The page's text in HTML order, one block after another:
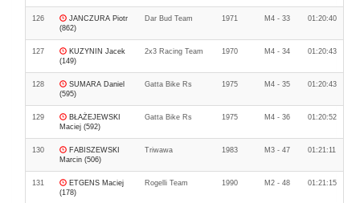
126
JANCZURA Piotr
(862)
Dar Bud Team 1971 M4 - 33 01:20:40
127
KUZYNIN Jacek
(149)
2x3 Racing Team 1970 M4 - 34 01:20:43
128
SUMARA Daniel
(595)
Gatta Bike Rs 1975 M4 - 35 01:20:43
129
BŁAŻEJEWSKI
Maciej (592)
Gatta Bike Rs 1975 M4 - 36 01:20:52
130
FABISZEWSKI
Marcin (506)
Triwawa 1983 M3 - 47 01:21:11
131
ETGENS Maciej
(178)
Rogelli Team 1990 M2 - 48 01:21:15